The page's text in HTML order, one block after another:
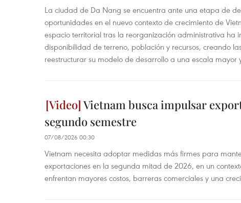
La ciudad de Da Nang se encuentra ante una etapa de
oportunidades en el nuevo contexto de crecimiento de
espacio territorial tras la reorganización administrativa ha
disponibilidad de terreno, población y recursos, creando
reestructurar su modelo de desarrollo a una escala mayor
Vietnam busca impulsar
segundo semestre
07/08/2026 00:30
Vietnam necesita adoptar medidas más firmes para
exportaciones en la segunda mitad de 2026, en un
enfrentan mayores costos, barreras comerciales y una